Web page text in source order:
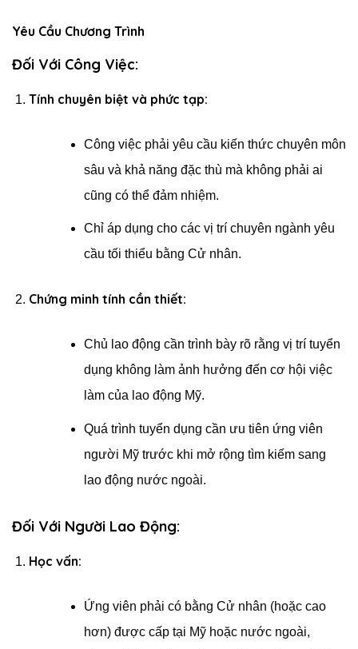
Yêu Cầu Chương Trình
Đối Với Công Việc:
Tính chuyên biệt và phức tạp:
Công việc phải yêu cầu kiến thức chuyên môn
sâu và khả năng đặc thù mà không phải ai
cũng có thể đảm nhiệm.
Chỉ áp dụng cho các vị trí chuyên ngành yêu
cầu tối thiểu bằng Cử nhân.
Chứng minh tính cần thiết:
Chủ lao động cần trình bày rõ rằng vị trí tuyển
dụng không làm ảnh hưởng đến cơ hội việc
làm của lao động Mỹ.
Quá trình tuyển dụng cần ưu tiên ứng viên
người Mỹ trước khi mở rộng tìm kiếm sang
lao động nước ngoài.
Đối Với Người Lao Động:
Học vấn:
Ứng viên phải có bằng Cử nhân (hoặc cao
hơn) được cấp tại Mỹ hoặc nước ngoài,